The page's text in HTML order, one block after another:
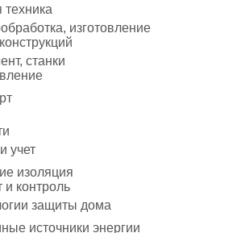
изготовление
станки
учет
изоляция
и контроль
защиты дома
источники энергии